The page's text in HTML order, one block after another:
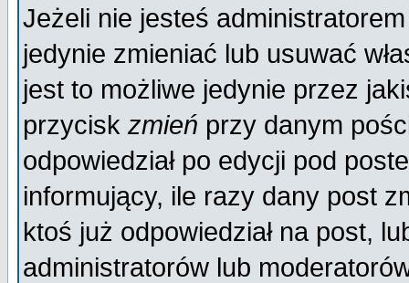
Jeżeli nie jesteś
jedynie zmieniać lub usuwać
jest to możliwe jedynie przez
przycisk zmień przy danym
odpowiedział po edycji pod
informujący, ile razy dany post
ktoś już odpowiedział na post,
administratorów lub